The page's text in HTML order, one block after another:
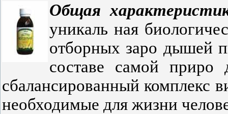
Общая
уникаль­ ная
отборных заро­ дышей
составе самой
сбалансированный комплекс
необходимые для жизни